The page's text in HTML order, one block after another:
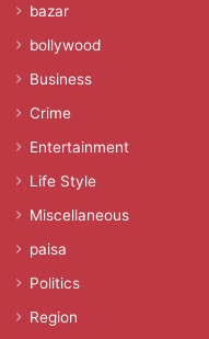
bazar
bollywood
Business
Crime
Entertainment
Life Style
Miscellaneous
paisa
Politics
Region